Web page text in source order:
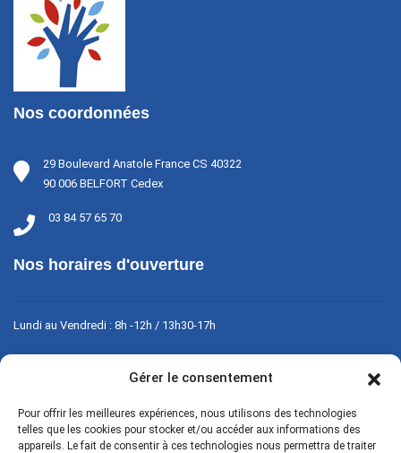
Gérer le consentement
Pour offrir les meilleures expériences, nous utilisons des technologies
telles que les cookies pour stocker et/ou accéder aux informations des
appareils. Le fait de consentir à ces technologies nous permettra de traiter
Nos coordonnées
29 Boulevard Anatole France CS 40322
90 006 BELFORT Cedex
03 84 57 65 70
Nos horaires d'ouverture
Lundi au Vendredi : 8h -12h / 13h30-17h
Contact